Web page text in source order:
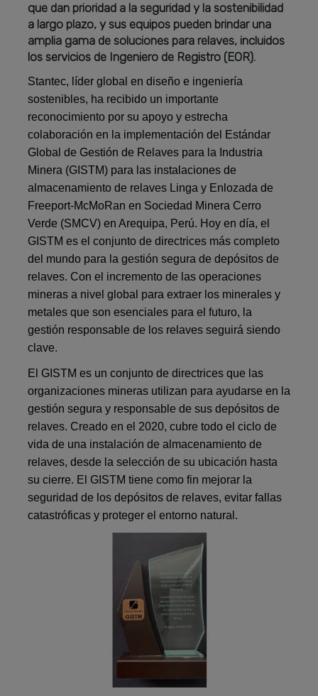
que dan prioridad a la seguridad y la sostenibilidad
a largo plazo, y sus equipos pueden brindar una
amplia gama de soluciones para relaves, incluidos
los servicios de Ingeniero de Registro (EOR).
Stantec, líder global en diseño e ingeniería
sostenibles, ha recibido un importante
reconocimiento por su apoyo y estrecha
colaboración en la implementación del Estándar
Global de Gestión de Relaves para la Industria
Minera (GISTM) para las instalaciones de
almacenamiento de relaves Linga y Enlozada de
Freeport-McMoRan en Sociedad Minera Cerro
Verde (SMCV) en Arequipa, Perú. Hoy en día, el
GISTM es el conjunto de directrices más completo
del mundo para la gestión segura de depósitos de
relaves. Con el incremento de las operaciones
mineras a nivel global para extraer los minerales y
metales que son esenciales para el futuro, la
gestión responsable de los relaves seguirá siendo
clave.
El GISTM es un conjunto de directrices que las
organizaciones mineras utilizan para ayudarse en la
gestión segura y responsable de sus depósitos de
relaves. Creado en el 2020, cubre todo el ciclo de
vida de una instalación de almacenamiento de
relaves, desde la selección de su ubicación hasta
su cierre. El GISTM tiene como fin mejorar la
seguridad de los depósitos de relaves, evitar fallas
catastróficas y proteger el entorno natural.